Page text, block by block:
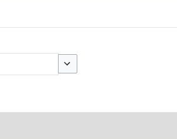
Optionen umschalten